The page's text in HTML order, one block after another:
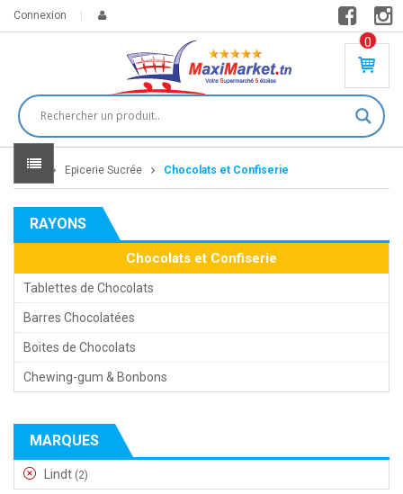
Connexion
0
PR
DU
IT(
S)
DT
Home Epicerie Sucrée Chocolats et Confiserie
RAYONS
Chocolats et Confiserie
Tablettes de Chocolats
Barres Chocolatées
Boites de Chocolats
Chewing-gum & Bonbons
MARQUES
Lindt (2)